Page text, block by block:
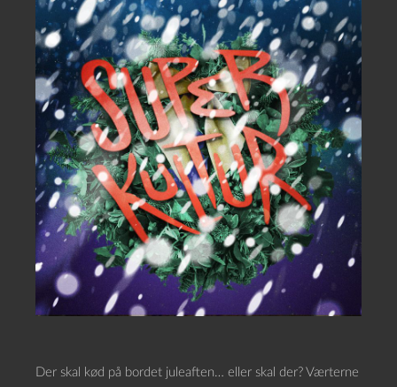
Der skal kød på bordet juleaften… eller skal der? Værterne